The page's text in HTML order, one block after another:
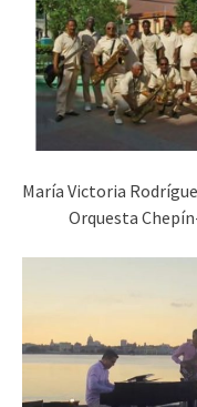
María
Orquesta Chepín-